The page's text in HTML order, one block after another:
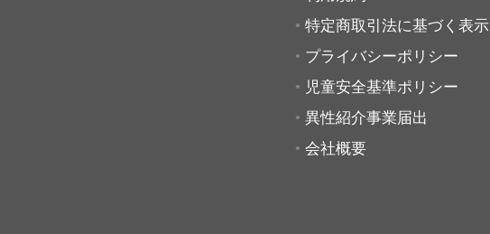
特定商取引法に基づく表示
プライバシーポリシー
児童安全基準ポリシー
異性紹介事業届出
会社概要